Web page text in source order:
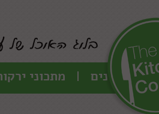
כל המתכונים מתכוני